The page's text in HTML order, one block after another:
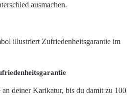
ausmachen.
an deiner Karikatur, bis du damit zu 100